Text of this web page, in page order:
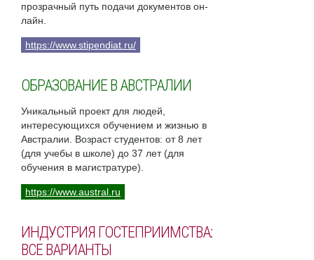
прозрачный путь подачи документов он-
лайн.
https://www.stipendiat.ru/
ОБРАЗОВАНИЕ В АВСТРАЛИИ
Уникальный проект для людей,
интересующихся обучением и жизнью в
Австралии. Возраст студентов: от 8 лет
(для учебы в школе) до 37 лет (для
обучения в магистратуре).
https://www.austral.ru
ИНДУСТРИЯ ГОСТЕПРИИМСТВА:
ВСЕ ВАРИАНТЫ